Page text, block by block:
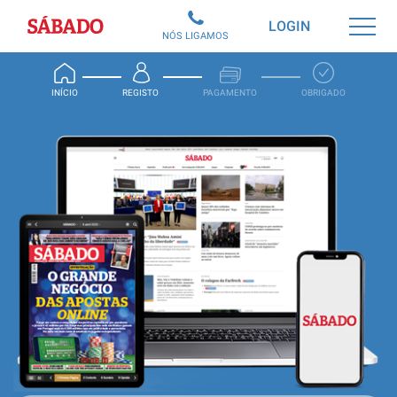
Sábado
INÍCIO REGISTO PAGAMENTO OBRIGADO
LOGIN
NÓS LIGAMOS